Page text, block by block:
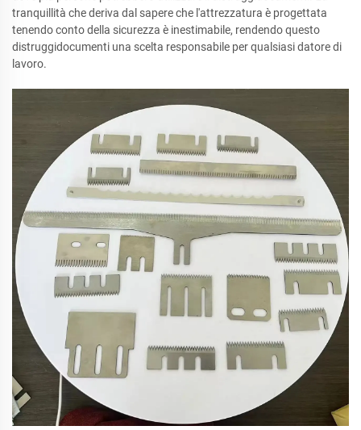
tranquillità che deriva dal sapere che l'attrezzatura è progettata
tenendo conto della sicurezza è inestimabile, rendendo questo
distruggidocumenti una scelta responsabile per qualsiasi datore di
lavoro.